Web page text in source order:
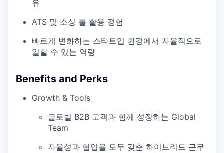
유
ATS 및 소싱 툴 활용 경험
빠르게 변화하는 스타트업 환경에서 자율적으로
일할 수 있는 역량
Benefits and Perks
Growth & Tools
글로벌 B2B 고객과 함께 성장하는 Global
Team
자율성과 협업을 모두 갖춘 하이브리드 근무